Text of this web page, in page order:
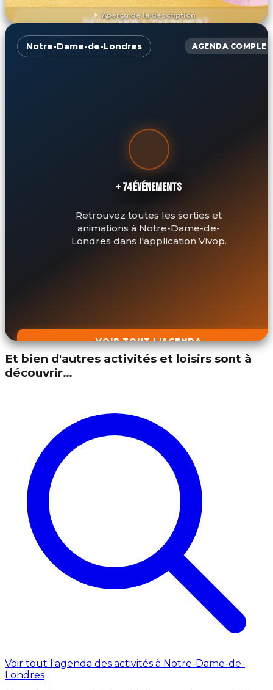
Aperçu de la description
DÉCOUVRIR L'ÉVÉNEMENT
Notre-Dame-de-Londres AGENDA COMPLET
+ 74 ÉVÉNEMENTS
Retrouvez toutes les sorties et
animations à Notre-Dame-de-
Londres dans l'application Vivop.
VOIR TOUT L'AGENDA
Et bien d'autres activités et loisirs sont à
découvrir…
Voir tout l'agenda des activités à Notre-Dame-de-
Londres